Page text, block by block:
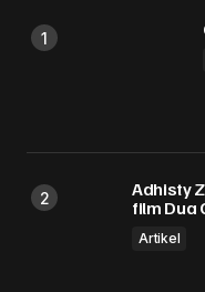
Adhisty
film Dua
Artikel